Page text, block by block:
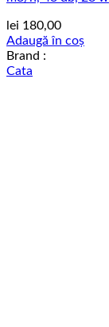
lei 180,00
Adaugă în coș
Brand :
Cata